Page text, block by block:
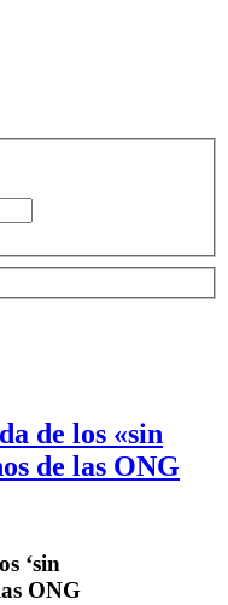
de los «sin
de las ONG
‘sin
ONG